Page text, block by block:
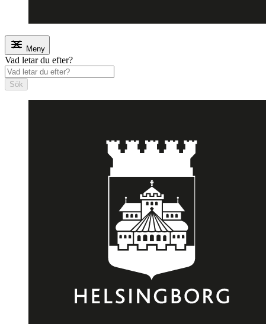
Meny
Vad letar du efter?
Sök